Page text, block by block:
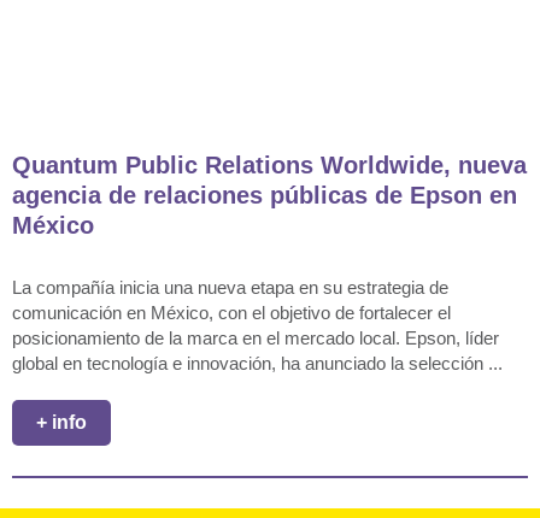
Quantum Public Relations Worldwide, nueva
agencia de relaciones públicas de Epson en
México
La compañía inicia una nueva etapa en su estrategia de
comunicación en México, con el objetivo de fortalecer el
posicionamiento de la marca en el mercado local. Epson, líder
global en tecnología e innovación, ha anunciado la selección ...
+ info